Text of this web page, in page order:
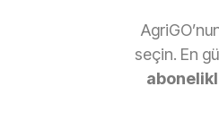
seçin. En